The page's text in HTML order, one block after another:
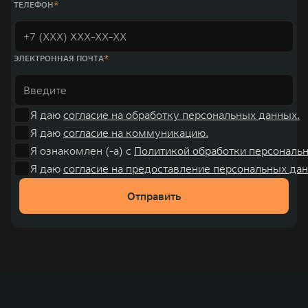
ТЕЛЕФОН
ЭЛЕКТРОННАЯ ПОЧТА
Я даю согласие на обработку персональных данных.
Я даю согласие на коммуникацию.
Я ознакомлен (-а) с Политикой обработки
Я даю согласие на предоставление персональных
Отправить